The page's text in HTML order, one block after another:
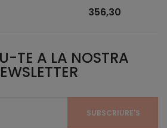
356,30
TE A LA NOSTRA